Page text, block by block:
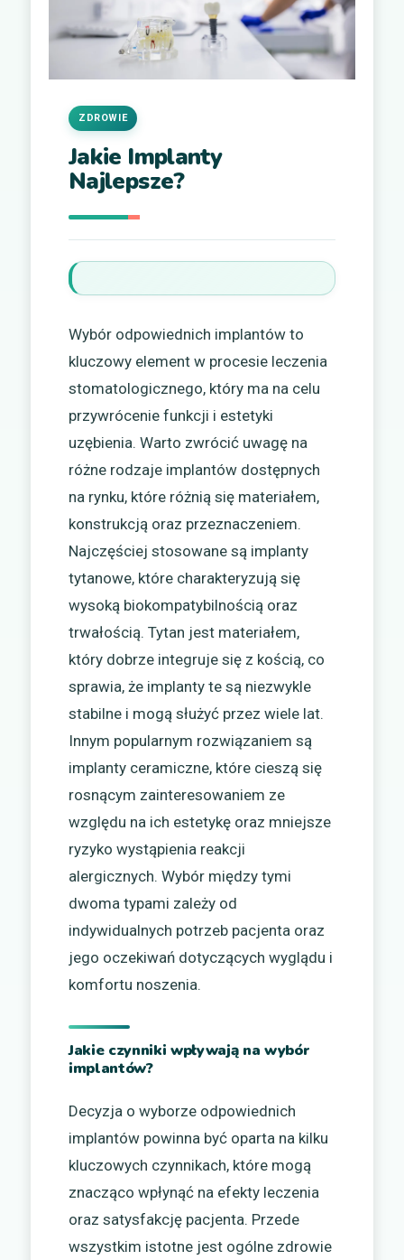
Jakie Implanty
Najlepsze?
ZDROWIE
Wybór odpowiednich implantów to
kluczowy element w procesie leczenia
stomatologicznego, który ma na celu
przywrócenie funkcji i estetyki
uzębienia. Warto zwrócić uwagę na
różne rodzaje implantów dostępnych
na rynku, które różnią się materiałem,
konstrukcją oraz przeznaczeniem.
Najczęściej stosowane są implanty
tytanowe, które charakteryzują się
wysoką biokompatybilnością oraz
trwałością. Tytan jest materiałem,
który dobrze integruje się z kością, co
sprawia, że implanty te są niezwykle
stabilne i mogą służyć przez wiele lat.
Innym popularnym rozwiązaniem są
implanty ceramiczne, które cieszą się
rosnącym zainteresowaniem ze
względu na ich estetykę oraz mniejsze
ryzyko wystąpienia reakcji
alergicznych. Wybór między tymi
dwoma typami zależy od
indywidualnych potrzeb pacjenta oraz
jego oczekiwań dotyczących wyglądu i
komfortu noszenia.
Jakie czynniki wpływają na wybór
implantów?
Decyzja o wyborze odpowiednich
implantów powinna być oparta na kilku
kluczowych czynnikach, które mogą
znacząco wpłynąć na efekty leczenia
oraz satysfakcję pacjenta. Przede
wszystkim istotne jest ogólne zdrowie